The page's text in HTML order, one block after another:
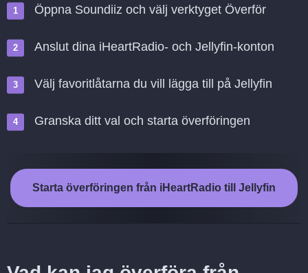
Öppna Soundiiz och välj verktyget Överför
Anslut dina iHeartRadio- och Jellyfin-konton
Välj favoritlåtarna du vill lägga till på Jellyfin
Granska ditt val och starta överföringen
Starta överföringen från iHeartRadio till Jellyfin